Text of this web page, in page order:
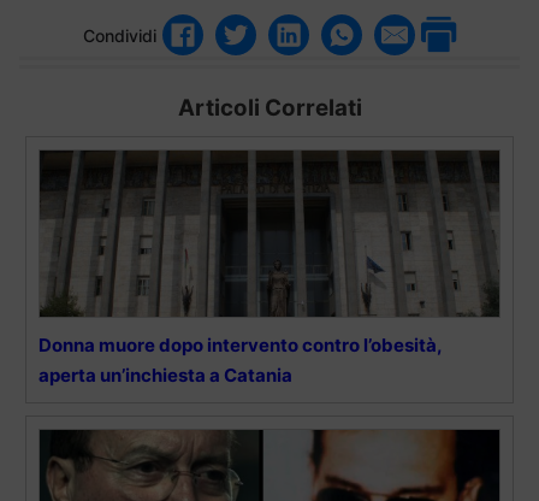
Condividi
Articoli Correlati
Donna muore dopo intervento contro l’obesità,
aperta un’inchiesta a Catania